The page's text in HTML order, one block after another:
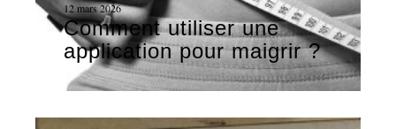
12 mars 2026
Comment utiliser une
application pour maigrir ?